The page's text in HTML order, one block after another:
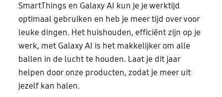
SmartThings en Galaxy AI kun je je werktijd
optimaal gebruiken en heb je meer tijd over voor
leuke dingen. Het huishouden, efficiënt zijn op je
werk, met Galaxy AI is het makkelijker om alle
ballen in de lucht te houden. Laat je dit jaar
helpen door onze producten, zodat je meer uit
jezelf kan halen.